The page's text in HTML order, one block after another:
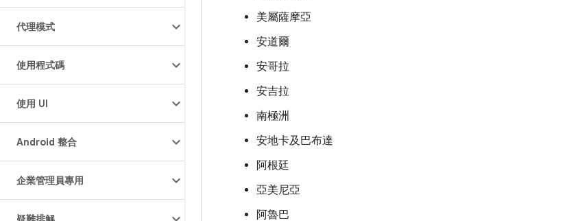
代理模式
使用程式碼
使用 UI
Android 整合
企業管理員專用
美屬薩摩亞
安道爾
安哥拉
安吉拉
南極洲
安地卡及巴布達
阿根廷
亞美尼亞
阿魯巴